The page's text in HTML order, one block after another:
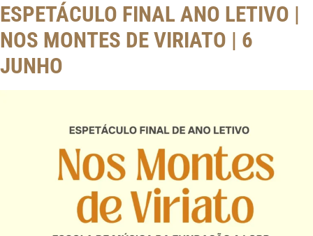
ESPETÁCULO FINAL ANO LETIVO |
NOS MONTES DE VIRIATO | 6
JUNHO